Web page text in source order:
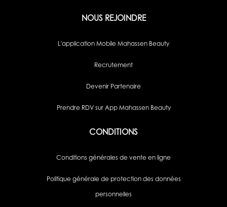
NOUS REJOINDRE
L'application Mobile Mahassen Beauty
Recrutement
Devenir Partenaire
Prendre RDV sur App Mahassen Beauty
CONDITIONS
Conditions générales de vente en ligne
Politique générale de protection des données
personnelles